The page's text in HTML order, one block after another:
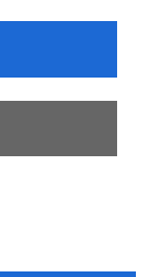
inhoud op